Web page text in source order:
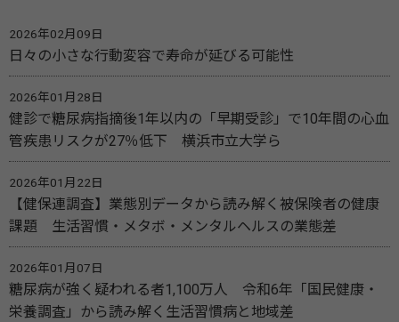
2026年02月09日
日々の小さな行動変容で寿命が延びる可能性
2026年01月28日
健診で糖尿病指摘後1年以内の「早期受診」で10年間の心血
管疾患リスクが27％低下 横浜市立大学ら
2026年01月22日
【健保連調査】業態別データから読み解く被保険者の健康
課題 生活習慣・メタボ・メンタルヘルスの業態差
2026年01月07日
糖尿病が強く疑われる者1,100万人 令和6年「国民健康・
栄養調査」から読み解く生活習慣病と地域差